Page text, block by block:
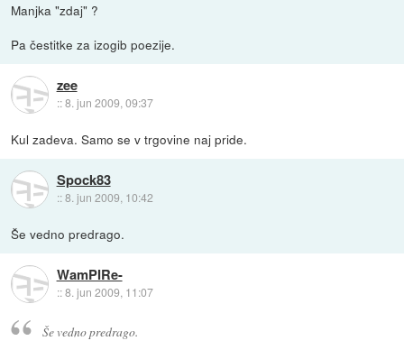
Manjka "zdaj" ?
Pa čestitke za izogib poezije.
zee
::8. jun 2009, 09:37
Kul zadeva. Samo se v trgovine naj pride.
Spock83
::8. jun 2009, 10:42
Še vedno predrago.
WamPIRe-
::8. jun 2009, 11:07
Še vedno predrago.